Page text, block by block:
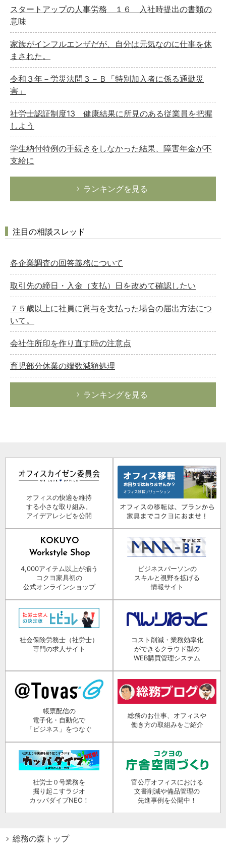
スタートアップの人事労務 １６ 入社時提出の書類の
意味
家族がインフルエンザだが、自分は元気なのに仕事を休
まされた。
令和３年－労災法問３－Ｂ「特別加入者に係る通勤災
害」
社労士認証制度13 健康結果に所見のある従業員を把握
しよう
学生納付特例の手続きをしなかった結果、障害年金が不
支給に
ランキングを見る
注目の相談スレッド
各企業調査の回答義務について
取引先の締日・入金（支払）日を改めて確認したい
７５歳以上に社員に賞与を支払った場合の届出方法につ
いて。
会社住所印を作り直す時の注意点
育児部分休業の端数減額処理
ランキングを見る
オフィスの快適を維持
する小さな取り組み。
アイデアレシピを公開
4,000アイテム以上が揃う
コクヨ家具初の
公式オンラインショップ
ビジネスパーソンの
スキルと視野を拡げる
情報サイト
社会保険労務士（社労士）
専門の求人サイト
コスト削減・業務効率化
ができるクラウド型の
WEB購買管理システム
帳票配信の
電子化・自動化で
「ビジネス」をつなぐ
総務のお仕事、オフィスや
働き方の取組みをご紹介
社労士０号業務を
掘り起こすラジオ
カッパダイブNEO！
官公庁オフィスにおける
文書削減や備品管理の
先進事例を公開中！
総務の森トップ